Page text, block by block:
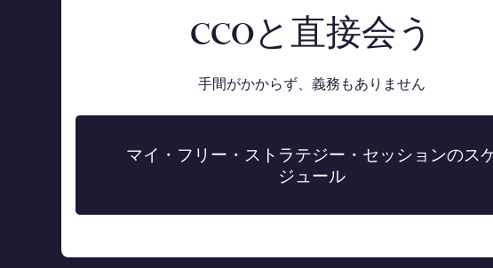
CCOと直接会う
手間がかからず、義務もありません
マイ・フリー・ストラテジー・セッションのス
ジュール